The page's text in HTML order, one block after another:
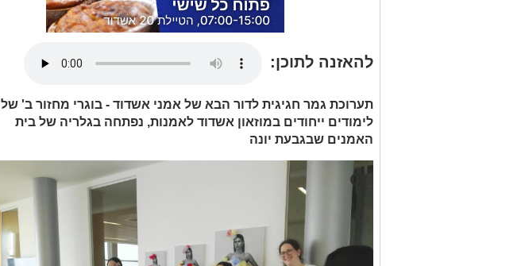
להאזנה לתוכן:
תערוכת גמר חגיגית לדור הבא של אמני אשדוד - בוגרי מחזור ב' של
לימודים ייחודים במוזאון אשדוד לאמנות, נפתחה בגלריה של בית
האמנים שבגבעת יונה